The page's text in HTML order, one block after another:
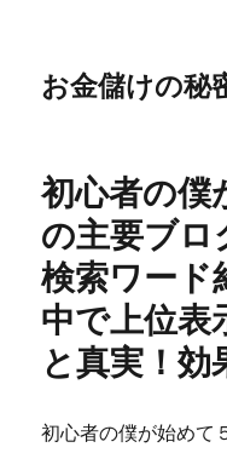
お金儲けの秘
初心者の僕
の主要ブロ
検索ワード
中で上位表
と真実！効
初心者の僕が始めて